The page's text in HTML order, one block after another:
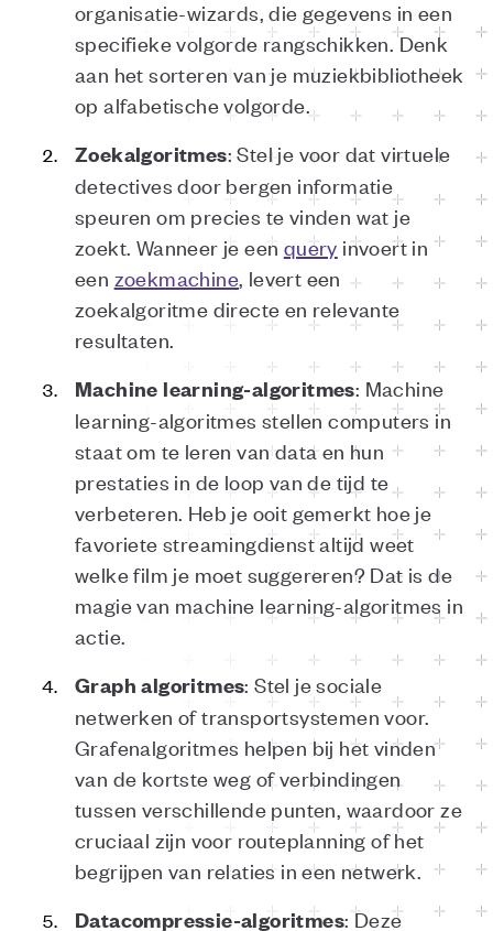
organisatie-wizards, die gegevens in een
specifieke volgorde rangschikken. Denk
aan het sorteren van je muziekbibliotheek
op alfabetische volgorde.
Zoekalgoritmes: Stel je voor dat virtuele
detectives door bergen informatie
speuren om precies te vinden wat je
zoekt. Wanneer je een query invoert in
een zoekmachine, levert een
zoekalgoritme directe en relevante
resultaten.
Machine learning-algoritmes: Machine
learning-algoritmes stellen computers in
staat om te leren van data en hun
prestaties in de loop van de tijd te
verbeteren. Heb je ooit gemerkt hoe je
favoriete streamingdienst altijd weet
welke film je moet suggereren? Dat is de
magie van machine learning-algoritmes in
actie.
Graph algoritmes: Stel je sociale
netwerken of transportsystemen voor.
Grafenalgoritmes helpen bij het vinden
van de kortste weg of verbindingen
tussen verschillende punten, waardoor ze
cruciaal zijn voor routeplanning of het
begrijpen van relaties in een netwerk.
Datacompressie-algoritmes: Deze